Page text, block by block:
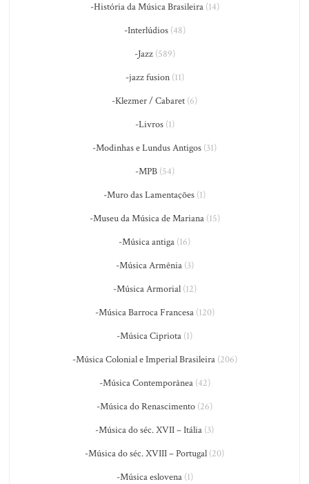
-História da Música Brasileira(14)
-Interlúdios(48)
-Jazz(589)
-jazz fusion(11)
-Klezmer / Cabaret (6)
-Livros(1)
-Modinhas e Lundus Antigos (31)
-MPB(54)
-Muro das Lamentações (1)
-Museu da Música de Mariana(15)
-Música antiga (16)
-Música Armênia(3)
-Música Armorial(12)
-Música Barroca Francesa(120)
-Música Cipriota (1)
-Música Colonial e Imperial Brasileira(206)
-Música Contemporânea(42)
-Música do Renascimento (26)
-Música do séc. XVII – Itália (3)
-Música do séc. XVIII – Portugal (20)
-Música eslovena(1)